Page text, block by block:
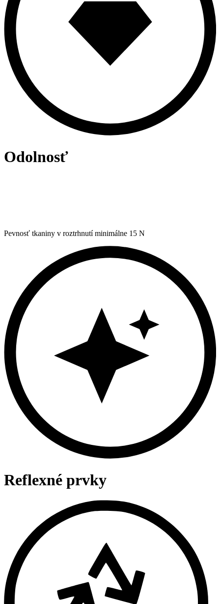
Odolnosť
Pevnosť tkaniny v roztrhnutí minimálne 15 N
Reflexné prvky